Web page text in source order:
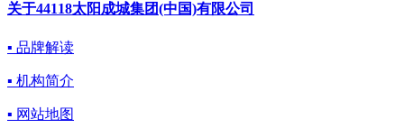
关于44118太阳成城集团(中国)有限公司
▪ 品牌解读
▪ 机构简介
▪ 网站地图